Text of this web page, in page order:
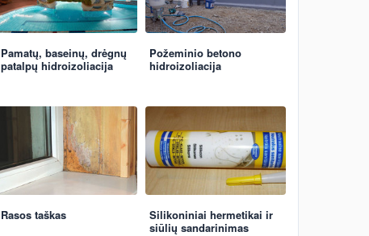
Pamatų, baseinų, drėgnų
patalpų hidroizoliacija
Požeminio betono
hidroizoliacija
Rasos taškas
Silikoniniai hermetikai ir
siūlių sandarinimas